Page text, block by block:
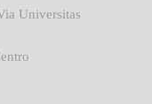
Universitas